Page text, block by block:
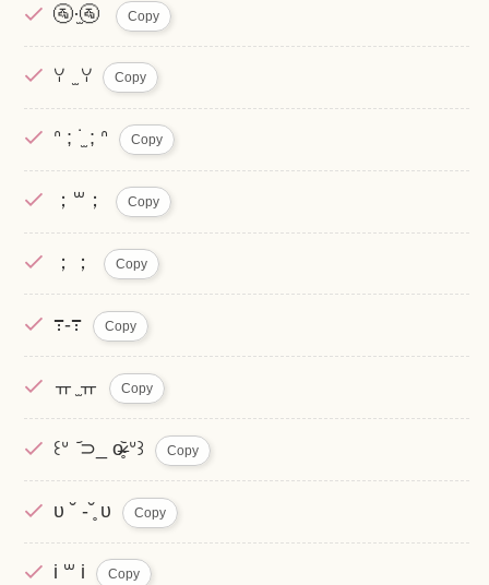
‎🚰·̫🚰 ‎ Copy
ꌩ ̫ ꌩ Copy
ᐢ ; ˙̫ ; ᐢ Copy
；꒳； Copy
︎；； Copy
߹-߹ Copy
ㅠ ̫ㅠ Copy
꒰ᐡ ᷄⊃_ o̴̶̷̥᷅ ᐡ꒱ Copy
υ ˘ ‐​˘̥ υ Copy
i ꒳ i Copy